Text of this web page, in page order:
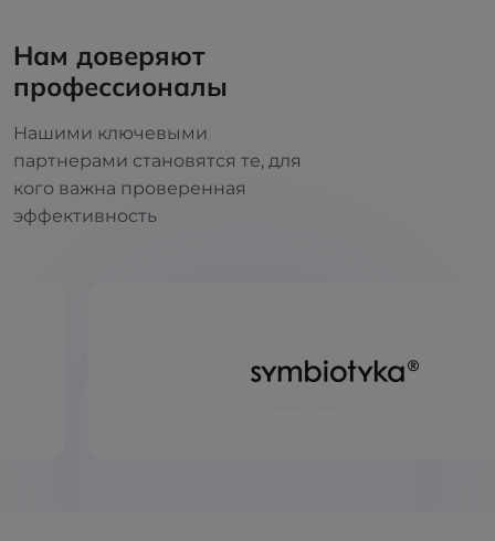
Нам доверяют
профессионалы
Нашими ключевыми
партнерами становятся те, для
кого важна проверенная
эффективность